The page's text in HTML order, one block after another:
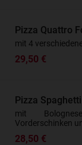
Pizza Quattro
mit 4
29,50 €
Pizza
mit
Vorderschinken
28,50 €